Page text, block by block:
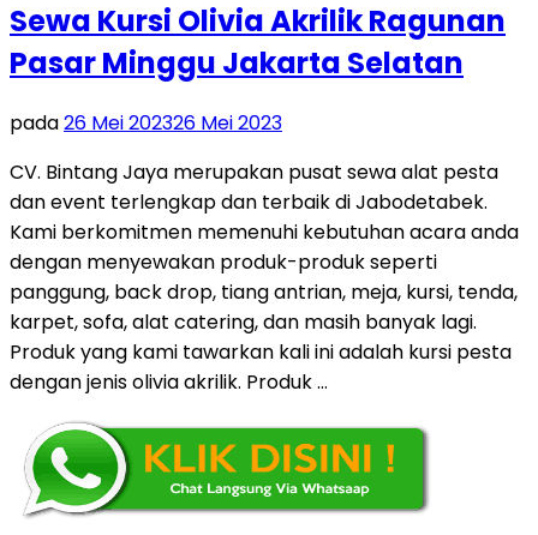
Sewa Kursi Olivia Akrilik Ragunan
Pasar Minggu Jakarta Selatan
pada26 Mei 202326 Mei 2023
CV. Bintang Jaya merupakan pusat sewa alat pesta
dan event terlengkap dan terbaik di Jabodetabek.
Kami berkomitmen memenuhi kebutuhan acara anda
dengan menyewakan produk-produk seperti
panggung, back drop, tiang antrian, meja, kursi, tenda,
karpet, sofa, alat catering, dan masih banyak lagi.
Produk yang kami tawarkan kali ini adalah kursi pesta
dengan jenis olivia akrilik. Produk …